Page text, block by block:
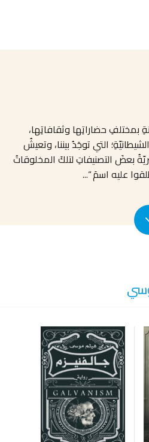
بمختلفِ حضاراتِها وثقافاتِها،
التي توجَدُ بيننا، وتعيشُ
بعضَ التصنيفاتِ لتلكَ المخلوقاتُ
عليه اسمَ “...